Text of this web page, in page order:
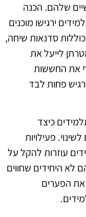
שלהם. הכנה
ירגישו מוכנים
סדנאות שיחה,
לייעל את
את החששות
פחות לבד
כיצד
פעילויות
עוזרות להקל על
לא היחידים שחווים
את הפערים